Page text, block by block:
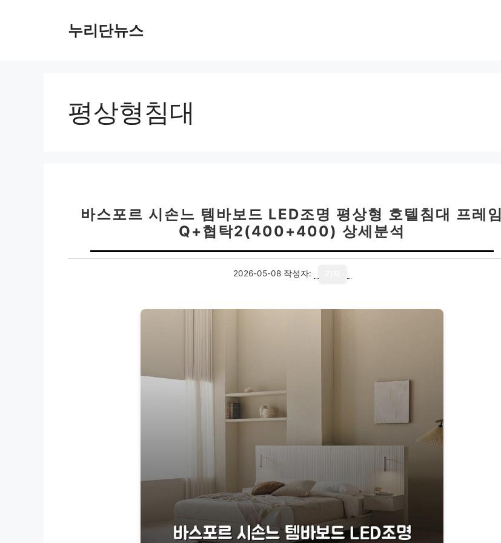
누리단뉴스
평상형침대
바스포르 시손느 템바보드 LED조명 평상형 호텔침대 프레임
Q+협탁2(400+400) 상세분석
2026-05-08 작성자: